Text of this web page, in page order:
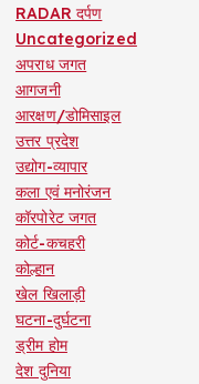
RADAR दर्पण
Uncategorized
अपराध जगत
आगजनी
आरक्षण/डोमिसाइल
उत्तर प्रदेश
उद्योग-व्यापार
कला एवं मनोरंजन
कॉरपोरेट जगत
कोर्ट-कचहरी
कोल्हान
खेल खिलाड़ी
घटना-दुर्घटना
ड्रीम होम
देश दुनिया